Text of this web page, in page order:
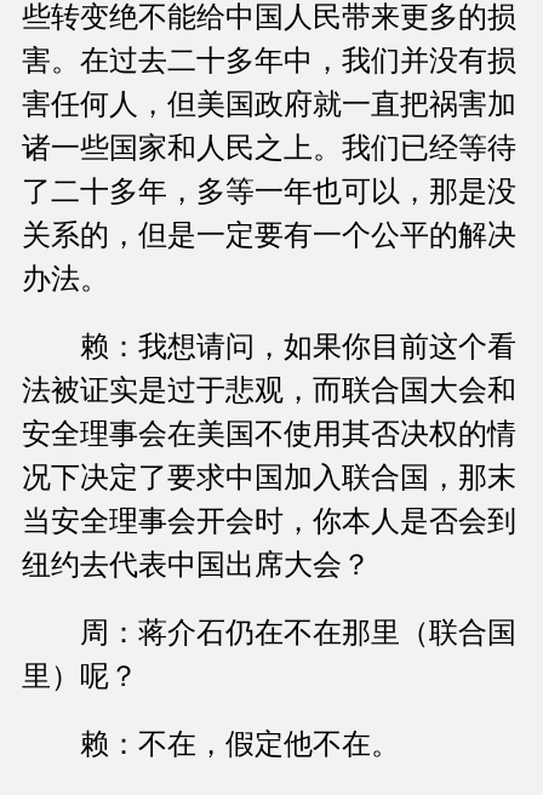
些转变绝不能给中国人民带来更多的损
害。在过去二十多年中，我们并没有损
害任何人，但美国政府就一直把祸害加
诸一些国家和人民之上。我们已经等待
了二十多年，多等一年也可以，那是没
关系的，但是一定要有一个公平的解决
办法。
赖：我想请问，如果你目前这个看
法被证实是过于悲观，而联合国大会和
安全理事会在美国不使用其否决权的情
况下决定了要求中国加入联合国，那末
当安全理事会开会时，你本人是否会到
纽约去代表中国出席大会？
周：蒋介石仍在不在那里（联合国
里）呢？
赖：不在，假定他不在。